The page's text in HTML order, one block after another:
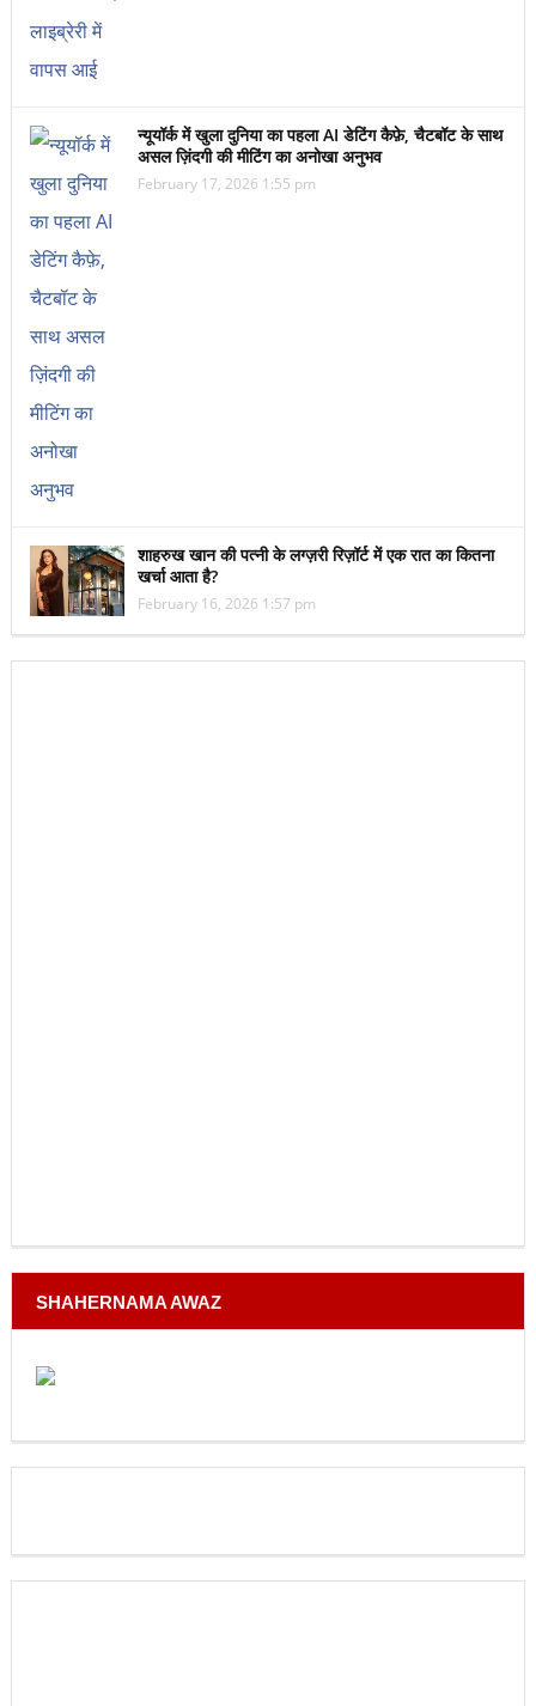
न्यूयॉर्क में खुला दुनिया का पहला AI डेटिंग कैफ़े, चैटबॉट के साथ
असल ज़िंदगी की मीटिंग का अनोखा अनुभव
February 17, 2026 1:55 pm
शाहरुख खान की पत्नी के लग्ज़री रिज़ॉर्ट में एक रात का कितना
खर्चा आता है?
February 16, 2026 1:57 pm
SHAHERNAMA AWAZ